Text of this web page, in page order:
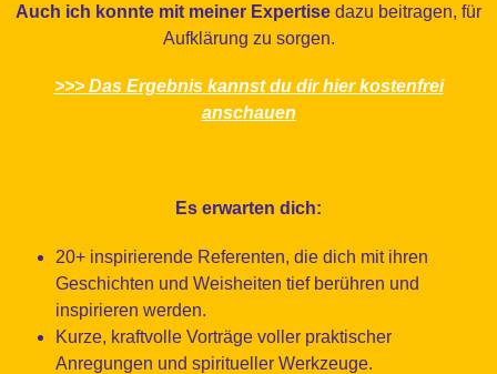
Auch ich konnte mit meiner Expertise dazu beitragen, für
Aufklärung zu sorgen.
>>> Das Ergebnis kannst du dir hier kostenfrei
anschauen
Es erwarten dich:
20+ inspirierende Referenten, die dich mit ihren
Geschichten und Weisheiten tief berühren und
inspirieren werden.
Kurze, kraftvolle Vorträge voller praktischer
Anregungen und spiritueller Werkzeuge.